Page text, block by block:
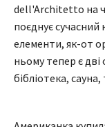
dell'Architetto на
поєднує сучасний
елементи, як-от
ньому тепер є дві
бібліотека,